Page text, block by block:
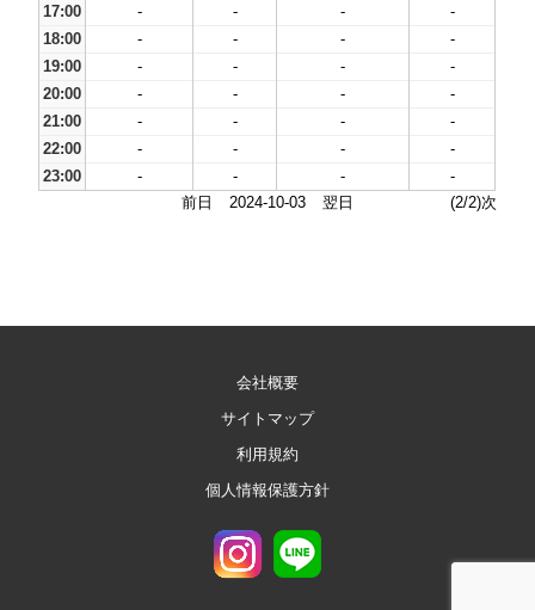
17:00
- - -
-
18:00
- - -
-
19:00
- - -
-
20:00
- - -
-
21:00
- - -
-
22:00
- - -
-
23:00
- - -
-
前日
2024-10-03 翌日 (2/2)次
会社概要
サイトマップ
利用規約
個人情報保護方針